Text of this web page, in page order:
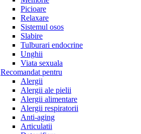
Picioare
Relaxare
Sistemul osos
Slabire
Tulburari endocrine
Unghii
Viata sexuala
Recomandat pentru
Alergii
Alergii ale pielii
Alergii alimentare
Alergii respiratorii
Anti-aging
Articulatii